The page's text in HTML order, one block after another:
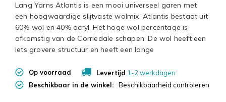
Lang Yarns Atlantis is een mooi universeel garen met
een hoogwaardige slijtvaste wolmix. Atlantis bestaat uit
60% wol en 40% acryl. Het hoge wol percentage is
afkomstig van de Corriedale schapen. De wol heeft een
iets grovere structuur en heeft een lange
Op voorraad Levertijd 1-2 werkdagen
Beschikbaar in de winkel:
Beschikbaarheid controleren